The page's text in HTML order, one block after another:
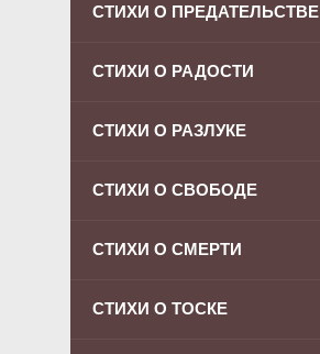
СТИХИ О ПРЕДАТЕЛЬСТВЕ
СТИХИ О РАДОСТИ
СТИХИ О РАЗЛУКЕ
СТИХИ О СВОБОДЕ
СТИХИ О СМЕРТИ
СТИХИ О ТОСКЕ